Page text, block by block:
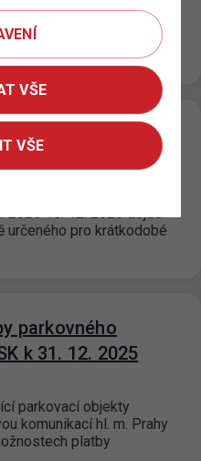
a během vánočních
parkovacích
a možnosti…
pro krátkodobé
2025 18. 12. 2025 dojde
určeného pro krátkodobé
parkovného
k 31. 12. 2025
parkovací objekty
komunikací hl. m. Prahy
platby
VŠE
VŠE